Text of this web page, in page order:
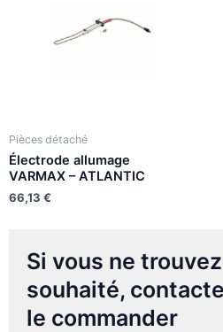
Pièces détaché
Électrode allumage
VARMAX – ATLANTIC
66,13 €
Si vous ne
souhaité,
le commander